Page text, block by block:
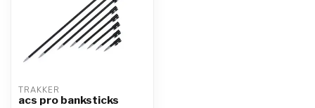
TRAKKER
acs pro banksticks